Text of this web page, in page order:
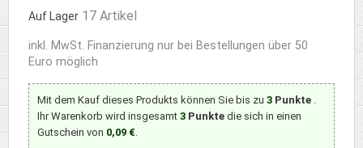
Auf Lager 17 Artikel
inkl. MwSt. Finanzierung nur bei Bestellungen über 50
Euro möglich
Mit dem Kauf dieses Produkts können Sie bis zu 3 Punkte .
Ihr Warenkorb wird insgesamt 3 Punkte die sich in einen
Gutschein von 0,09 €.